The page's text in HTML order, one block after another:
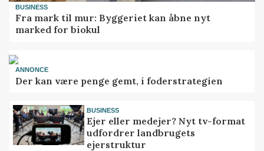
BUSINESS
Fra mark til mur: Byggeriet kan åbne nyt
marked for biokul
ANNONCE
Der kan være penge gemt, i foderstrategien
BUSINESS
Ejer eller medejer? Nyt tv-format
udfordrer landbrugets
ejerstruktur